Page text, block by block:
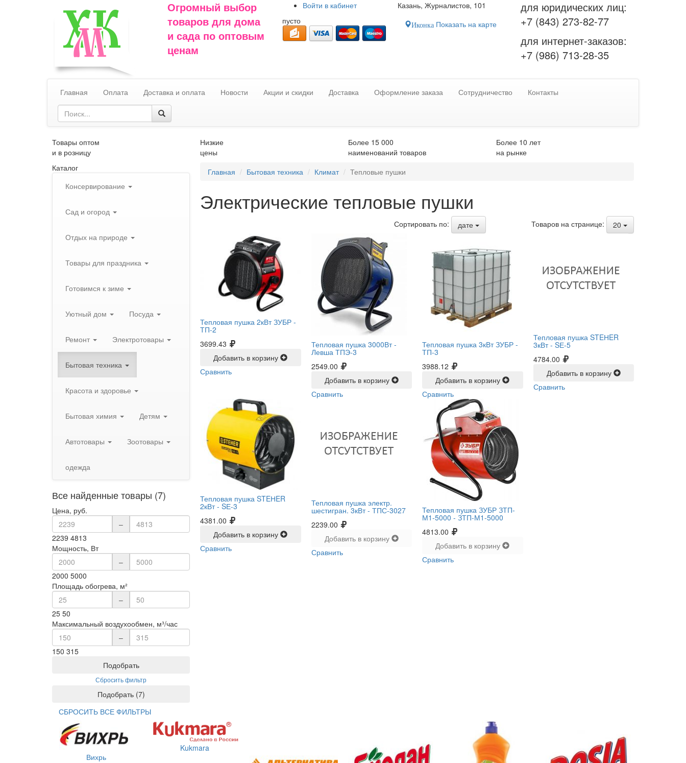
Огромный выбор
товаров для дома
и сада по оптовым
ценам
Войти в кабинет
пусто
Казань, Журналистов, 101
ИконкаПоказать на карте
для юридических лиц:
+7 (843) 273-82-77
для интернет-заказов:
+7 (986) 713-28-35
Главная Оплата Доставка и оплата Новости Акции и скидки Доставка Оформление заказа Сотрудничество Контакты
Товары оптом
и в розницу
Низкие
цены
Более 15 000
наименований товаров
Более 10 лет
на рынке
Каталог
Консервирование
Сад и огород
Отдых на природе
Товары для праздника
Готовимся к зиме
Уютный дом Посуда
Ремонт Электротовары
Бытовая техника
Красота и здоровье
Бытовая химия Детям
Автотовары Зоотовары
одежда
Все найденные товары (7)
Цена, руб.
–
2239 4813
Мощность, Вт
–
2000 5000
Площадь обогрева, м²
–
25 50
Максимальный воздухообмен, м³/час
–
150 315
Подобрать
Сбросить фильтр
Подобрать (7)
СБРОСИТЬ ВСЕ ФИЛЬТРЫ
Главная Бытовая техника Климат Тепловые пушки
Электрические тепловые пушки
Сортировать по: дате Товаров на странице: 20
Тепловая пушка 2кВт ЗУБР -
ТП-2
3699.43
Добавить в корзину
Сравнить
Тепловая пушка 3000Вт -
Левша ТПЭ-3
2549.00
Добавить в корзину
Сравнить
Тепловая пушка 3кВт ЗУБР -
ТП-3
3988.12
Добавить в корзину
Сравнить
Тепловая пушка STEНER
3кВт - SЕ-5
4784.00
Добавить в корзину
Сравнить
Тепловая пушка STEНER
2кВт - SЕ-3
4381.00
Добавить в корзину
Сравнить
Тепловая пушка электр.
шестигран. 3кВт - ТПС-3027
2239.00
Добавить в корзину
Сравнить
Тепловая пушка ЗУБР ЗТП-
М1-5000 - ЗТП-М1-5000
4813.00
Добавить в корзину
Сравнить
Вихрь
Kukmara